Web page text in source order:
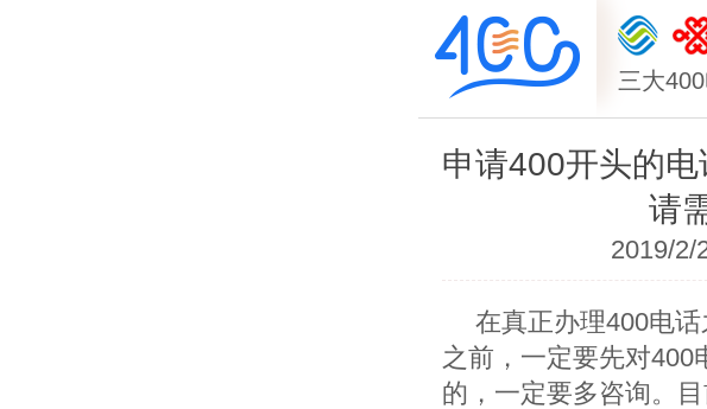
三大
申请400开头的
请
2019/2/
在真正办理400电
之前，一定要先对400
的，一定要多咨询。